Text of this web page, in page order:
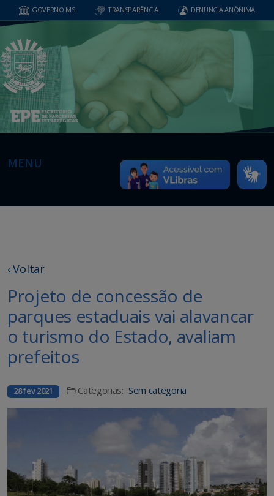
GOVERNO MS TRANSPARÊNCIA DENUNCIA ANÔNIMA
MENU
‹ Voltar
Projeto de concessão de
parques estaduais vai alavancar
o turismo do Estado, avaliam
prefeitos
28 fev 2021 Categorias: Sem categoria